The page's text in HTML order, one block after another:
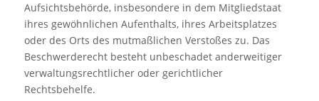
Aufsichtsbehörde, insbesondere in dem Mitgliedstaat
ihres gewöhnlichen Aufenthalts, ihres Arbeitsplatzes
oder des Orts des mutmaßlichen Verstoßes zu. Das
Beschwerderecht besteht unbeschadet anderweitiger
verwaltungsrechtlicher oder gerichtlicher
Rechtsbehelfe.